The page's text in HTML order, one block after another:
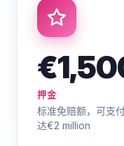
押金
标准免赔额，可支
达€2 million